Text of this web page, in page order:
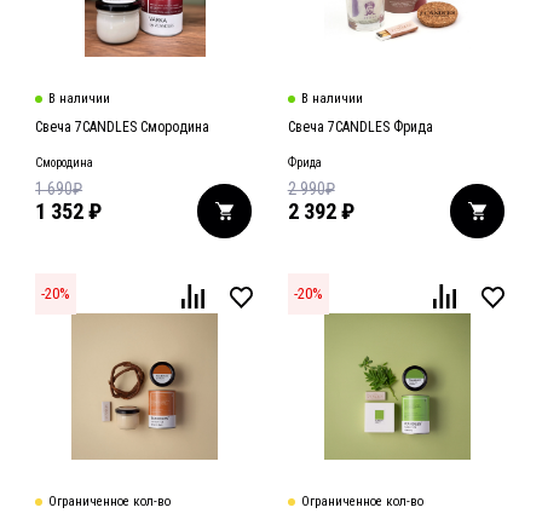
В наличии
Свеча 7CANDLES Смородина
Смородина
1 352₽
1 690₽
В наличии
Свеча 7CANDLES Фрида
Фрида
2 392 ₽
2 990₽
-20%
Ограниченное кол-во
-20%
Ограниченное кол-во